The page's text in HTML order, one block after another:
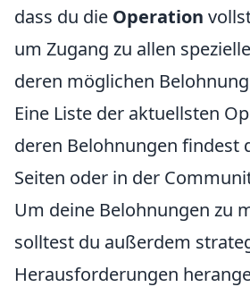
dass du die Operation
um Zugang zu allen
deren möglichen
Eine Liste der aktuellsten
deren Belohnungen findest
Seiten oder in der
Um deine Belohnungen zu
solltest du außerdem
Herausforderungen